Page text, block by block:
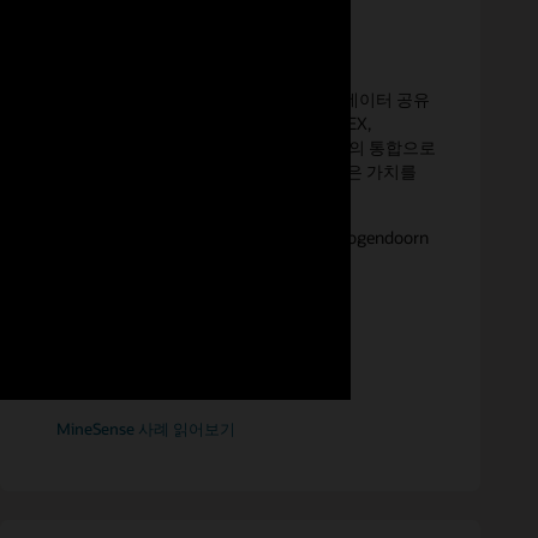
"Oracle Autonomous Database의 새로운 데이터 공유
기능에 정말 만족하고 있습니다! Oracle APEX,
Microsoft Power BI, Python 등의 도구들과의 통합으로
고객들을 위한 서비스를 확장하고, 보다 많은 가치를
—MineSense, Chief Data Officer, Frank Hoogendoorn
MineSense 사례 읽어보기